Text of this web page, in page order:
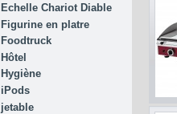
Echelle Chariot Diable
Figurine en platre
Foodtruck
Hôtel
Hygiène
iPods
jetable